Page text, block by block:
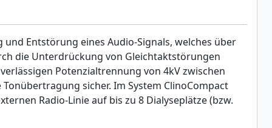
Entstörung eines Audio-Signals, welches über
die Unterdrückung von Gleichtaktstörungen
Potenzialtrennung von 4kV zwischen
sicher. Im System ClinoCompact
Radio-Linie auf bis zu 8 Dialyseplätze (bzw.